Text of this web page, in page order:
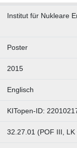
Institut für Nukleare
Poster
2015
Englisch
KITopen-ID:
32.27.01 (POF III,